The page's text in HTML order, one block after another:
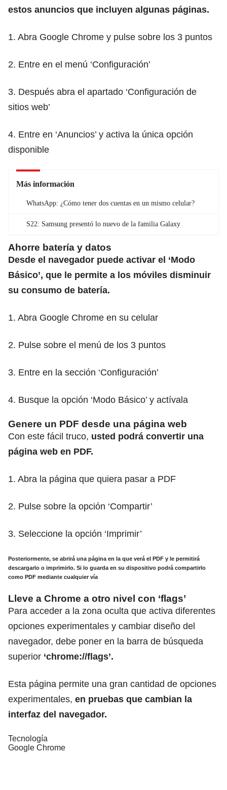
estos anuncios que incluyen algunas páginas.
1. Abra Google Chrome y pulse sobre los 3 puntos
2. Entre en el menú ‘Configuración’
3. Después abra el apartado ‘Configuración de
sitios web’
4. Entre en ‘Anuncios’ y activa la única opción
disponible
Más información
WhatsApp: ¿Cómo tener dos cuentas en un mismo celular?
S22: Samsung presentó lo nuevo de la familia Galaxy
Ahorre batería y datos
Desde el navegador puede activar el ‘Modo
Básico’, que le permite a los móviles disminuir
su consumo de batería.
1. Abra Google Chrome en su celular
2. Pulse sobre el menú de los 3 puntos
3. Entre en la sección ‘Configuración’
4. Busque la opción ‘Modo Básico’ y actívala
Genere un PDF desde una página web
Con este fácil truco, usted podrá convertir una
página web en PDF.
1. Abra la página que quiera pasar a PDF
2. Pulse sobre la opción ‘Compartir’
3. Seleccione la opción ‘Imprimir’
Posteriormente, se abrirá una página en la que verá el PDF y le permitirá
descargarlo o imprimirlo. Si lo guarda en su dispositivo podrá compartirlo
como PDF mediante cualquier vía
Lleve a Chrome a otro nivel con ‘flags’
Para acceder a la zona oculta que activa diferentes
opciones experimentales y cambiar diseño del
navegador, debe poner en la barra de búsqueda
superior ‘chrome://flags’.
Esta página permite una gran cantidad de opciones
experimentales, en pruebas que cambian la
interfaz del navegador.
Tecnología
Google Chrome